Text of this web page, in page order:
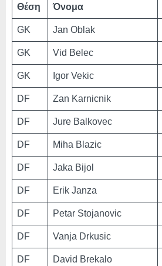
Θέση Όνομα
GK Jan Oblak
GK Vid Belec
GK Igor Vekic
DF Zan Karnicnik
DF Jure Balkovec
DF Miha Blazic
DF Jaka Bijol
DF Erik Janza
DF Petar Stojanovic
DF Vanja Drkusic
DF David Brekalo